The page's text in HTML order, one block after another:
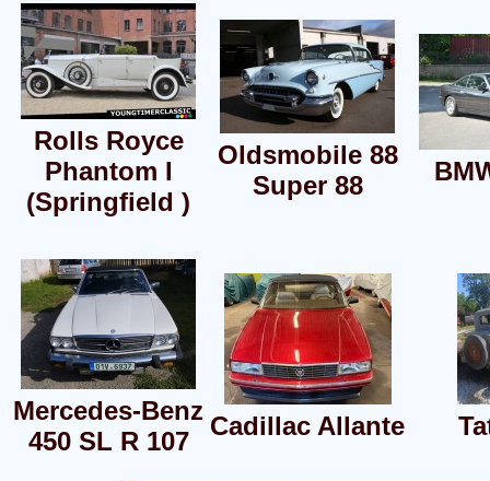
Rolls Royce
Phantom I
(Springfield )
Oldsmobile 88
Super 88
Mercedes-Benz
450 SL R 107
Cadillac Allante